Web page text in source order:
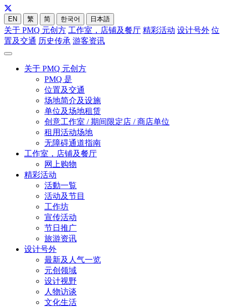
EN 繁 简 한국어 日本語
关于 PMQ 元创方 工作室，店铺及餐厅 精彩活动 设计号外 位
置及交通 历史传承 游客资讯
关于 PMQ 元创方
PMQ 是
位置及交通
场地简介及设施
单位及场地租赁
创意工作室 / 期间限定店 / 商店单位
租用活动场地
无障碍通道指南
工作室，店铺及餐厅
网上购物
精彩活动
活動一覧
活动及节目
工作坊
宣传活动
节日推广
旅游资讯
设计号外
最新及人气一览
元创领域
设计视野
人物访谈
文化生活